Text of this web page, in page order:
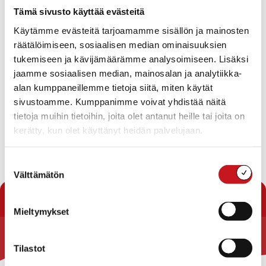
Tämä sivusto käyttää evästeitä
Käytämme evästeitä tarjoamamme sisällön ja mainosten
räätälöimiseen, sosiaalisen median ominaisuuksien
tukemiseen ja kävijämäärämme analysoimiseen. Lisäksi
jaamme sosiaalisen median, mainosalan ja analytiikka-
alan kumppaneillemme tietoja siitä, miten käytät
sivustoamme. Kumppanimme voivat yhdistää näitä
tietoja muihin tietoihin, joita olet antanut heille tai joita on
kerätty, kun olet käyttänyt heidän palvelujaan.
valinta
Välttämätön
Mieltymykset
Tilastot
järjestäminen
Perusturvaosaston asiakasmaksut
Kotihoidon sairaanhoitajan viran muuttaminen
lähihoitajan toimeksi
Ilmoitusasiat
Viranhaltijoiden pöytäkirjat
Salassapidettävä
Oikaisuvaatimus / XXXXXXXX
Rautalammin kunta